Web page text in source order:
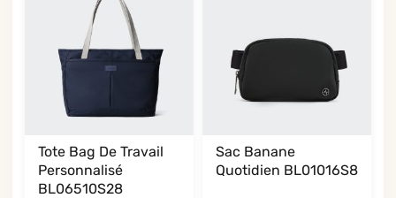
Tote Bag De Travail
Personnalisé
BL06510S28
Sac Banane
Quotidien BL01016S8